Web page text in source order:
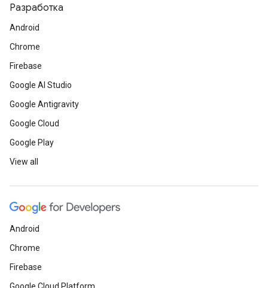
Разработка
Android
Chrome
Firebase
Google AI Studio
Google Antigravity
Google Cloud
Google Play
View all
Android
Chrome
Firebase